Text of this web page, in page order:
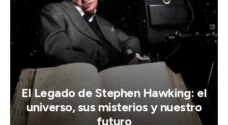
El Legado de Stephen Hawking: el
universo, sus misterios y nuestro
futuro